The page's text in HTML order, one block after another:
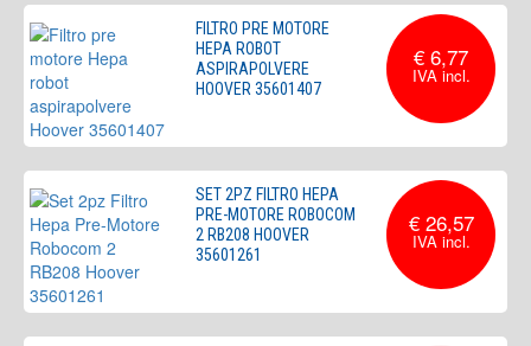
FILTRO PRE MOTORE
HEPA ROBOT
ASPIRAPOLVERE
HOOVER 35601407
€ 6,77
SET 2PZ FILTRO HEPA
PRE-MOTORE ROBOCOM
2 RB208 HOOVER
35601261
€ 26,57